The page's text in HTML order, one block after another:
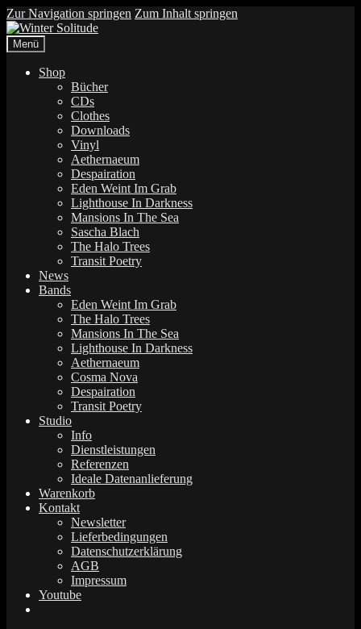
Zur Navigation springen Zum Inhalt springen
Menü
Shop
Bücher
CDs
Clothes
Downloads
Vinyl
Aethernaeum
Despairation
Eden Weint Im Grab
Lighthouse In Darkness
Mansions In The Sea
Sascha Blach
The Halo Trees
Transit Poetry
News
Bands
Eden Weint Im Grab
The Halo Trees
Mansions In The Sea
Lighthouse In Darkness
Aethernaeum
Cosma Nova
Despairation
Transit Poetry
Studio
Info
Dienstleistungen
Referenzen
Ideale Datenanlieferung
Warenkorb
Kontakt
Newsletter
Lieferbedingungen
Datenschutzerklärung
AGB
Impressum
Youtube